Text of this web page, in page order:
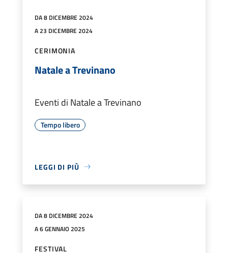
DA 8 DICEMBRE 2024
A 23 DICEMBRE 2024
CERIMONIA
Natale a Trevinano
Eventi di Natale a Trevinano
Tempo libero
LEGGI DI PIÙ
DA 8 DICEMBRE 2024
A 6 GENNAIO 2025
FESTIVAL